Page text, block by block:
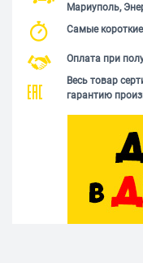
Мариуполь,
Самые
Оплата при
Весь товар
гарантию